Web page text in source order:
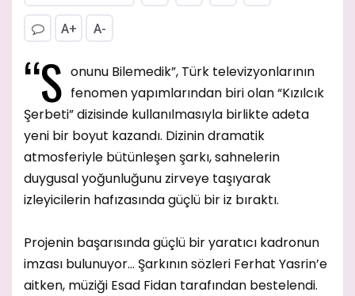
A+ A-
“S onunu Bilemedik”, Türk televizyonlarının
fenomen yapımlarından biri olan “Kızılcık
Şerbeti” dizisinde kullanılmasıyla birlikte adeta
yeni bir boyut kazandı. Dizinin dramatik
atmosferiyle bütünleşen şarkı, sahnelerin
duygusal yoğunluğunu zirveye taşıyarak
izleyicilerin hafızasında güçlü bir iz bıraktı.
Projenin başarısında güçlü bir yaratıcı kadronun
imzası bulunuyor... Şarkının sözleri Ferhat Yasrin’e
aitken, müziği Esad Fidan tarafından bestelendi.